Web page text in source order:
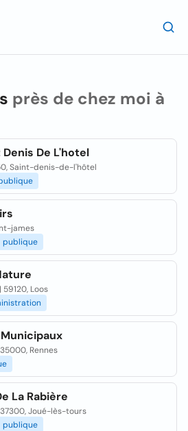
près de chez moi à
De L'hotel
Saint-denis-de-l'hôtel
james
publique
Loos
Rennes
La Rabière
37300, Joué-lès-tours
publique